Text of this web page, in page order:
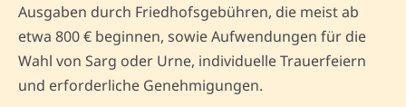
Ausgaben durch Friedhofsgebühren, die meist ab
etwa 800 € beginnen, sowie Aufwendungen für die
Wahl von Sarg oder Urne, individuelle Trauerfeiern
und erforderliche Genehmigungen.